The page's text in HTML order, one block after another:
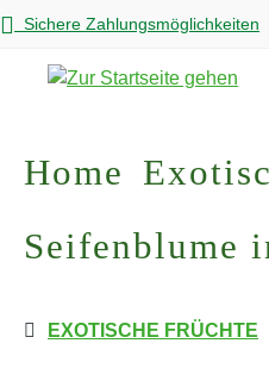
Hauptinhalt springen
Zur Suche springen
Zur Hauptnavigation
Sichere Zahlungsmöglichkeiten
Home
Seifenblume
EXOTISCHE FRÜCHTE